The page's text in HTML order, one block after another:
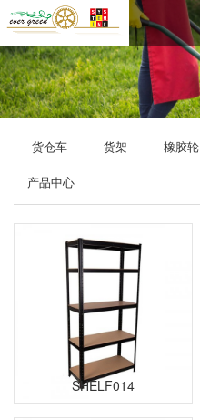
货仓车 货架 橡胶轮
产品中心
SHELF014